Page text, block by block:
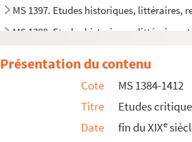
MS 1397. Etudes historiques, littéraires,
MS 1398. Etudes historiques, littéraires
Présentation du contenu
Cote
MS 1384-1412
Titre
Etudes
Date
fin du XIXe